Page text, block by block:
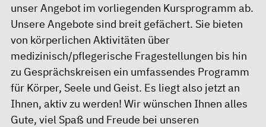
unser Angebot im vorliegenden Kursprogramm ab.
Unsere Angebote sind breit gefächert. Sie bieten
von körperlichen Aktivitäten über
medizinisch/pflegerische Fragestellungen bis hin
zu Gesprächskreisen ein umfassendes Programm
für Körper, Seele und Geist. Es liegt also jetzt an
Ihnen, aktiv zu werden! Wir wünschen Ihnen alles
Gute, viel Spaß und Freude bei unseren